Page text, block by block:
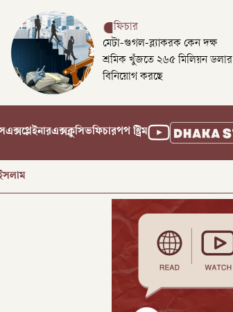
ফিচার
মেটা-গুগল-ব্ল্যাকরক কেন দক্ষ
শ্রমিক খুঁজতে ২৬৫ মিলিয়ন ডলার
বিনিয়োগ করছে
এক্সপ্লেইনারএক্সক্লুসিভফিচারপপ স্ট্রিম